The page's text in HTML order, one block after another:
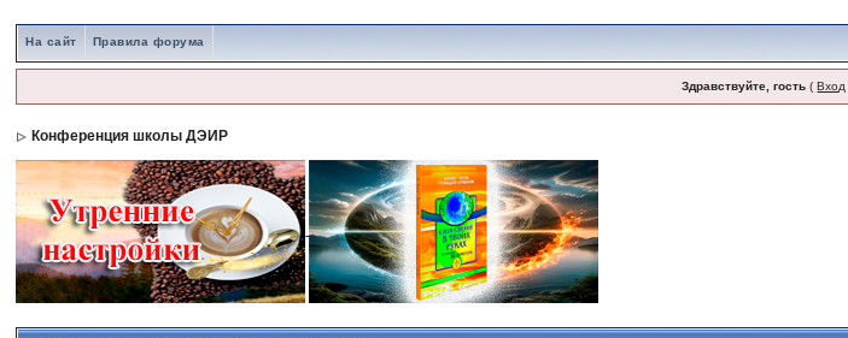
На сайт Правила форума
Здравствуйте, гость (Вход
Конференция школы ДЭИР